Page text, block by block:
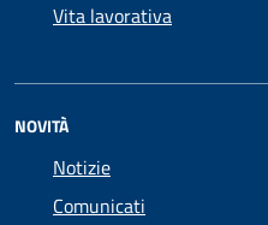
Vita lavorativa
NOVITÀ
Notizie
Comunicati